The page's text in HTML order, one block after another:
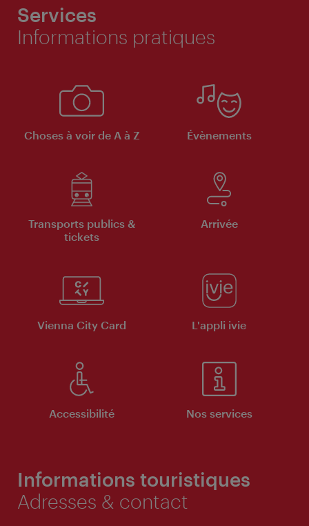
Services
Informations pratiques
Choses à voir de A à Z Évènements
Transports publics &
tickets
Arrivée
Vienna City Card L'appli ivie
Accessibilité Nos services
Informations touristiques
Adresses & contact